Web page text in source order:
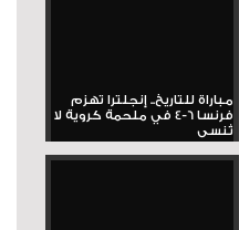
مباراة للتاريخ.. إنجلترا تهزم
فرنسا 6-4 في ملحمة كروية لا
تُنسى